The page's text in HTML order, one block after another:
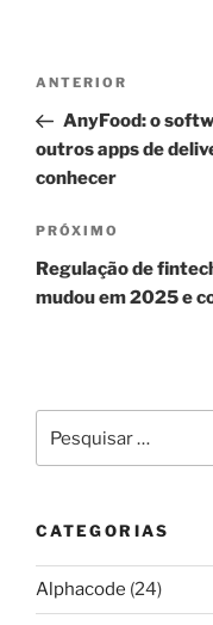
Navegação
Post
Post
anterior
ANTERIOR
AnyFood: o
outros apps de
conhecer
Próximo
post
PRÓXIMO
Regulação de
mudou em 2025 e
por:
CATEGORIAS
Alphacode (24)